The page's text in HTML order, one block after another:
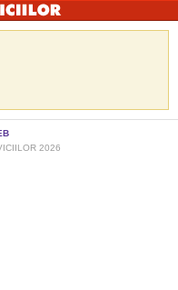
2026